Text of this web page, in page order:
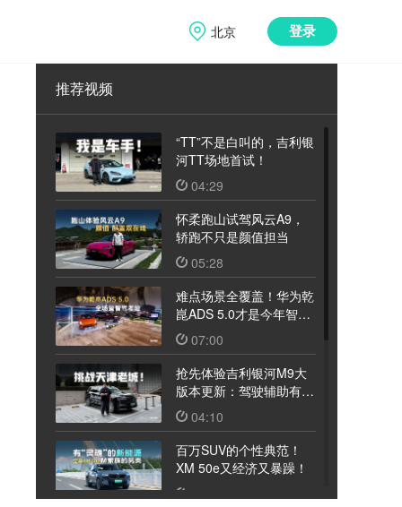
北京 登录
推荐视频
“TT”不是白叫的，吉利银
河TT场地首试！
04:29
怀柔跑山试驾风云A9，
轿跑不只是颜值担当
05:28
难点场景全覆盖！华为乾
崑ADS 5.0才是今年智驾
天花板07:00
抢先体验吉利银河M9大
版本更新：驾驶辅助有
如“穿针引线”？
04:10
百万SUV的个性典范！
XM 50e又经济又暴躁！